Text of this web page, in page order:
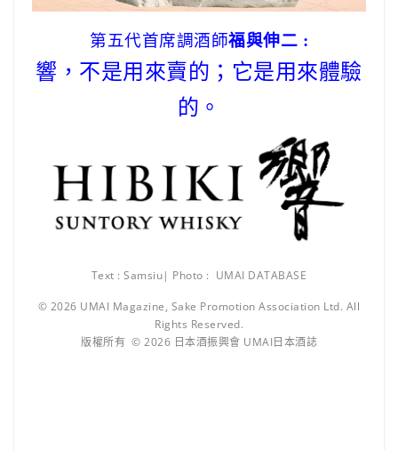
第五代首席調酒師福與伸二 :
響，不是用來賣的；它是用來體驗
的。
Text : Samsiu| Photo : UMAI DATABASE
© 2026 UMAI Magazine, Sake Promotion Association Ltd. All
Rights Reserved.
版權所有 © 2026 日本酒振興會 UMAI日本酒誌